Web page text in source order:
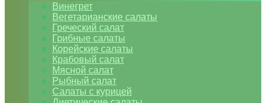
Винегрет
Вегетарианские салаты
Греческий салат
Грибные салаты
Корейские салаты
Крабовый салат
Мясной салат
Рыбный салат
Салаты с курицей